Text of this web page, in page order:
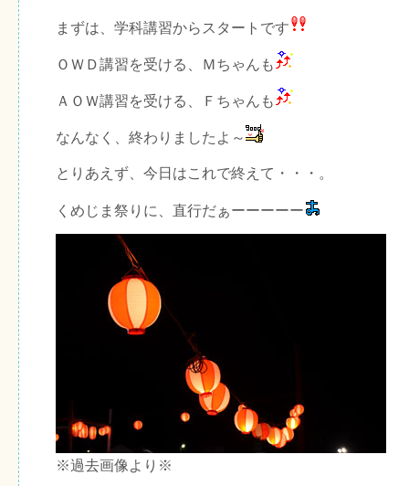
まずは、学科講習からスタートです
ＯＷＤ講習を受ける、Ｍちゃんも
ＡＯＷ講習を受ける、Ｆちゃんも
なんなく、終わりましたよ～
とりあえず、今日はこれで終えて・・・。
くめじま祭りに、直行だぁーーーーー
※過去画像より※